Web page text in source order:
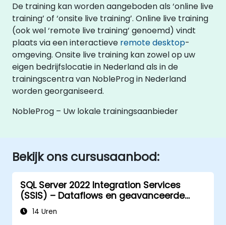
De training kan worden aangeboden als ‘online live
training’ of ‘onsite live training’. Online live training
(ook wel ‘remote live training’ genoemd) vindt
plaats via een interactieve remote desktop-
omgeving. Onsite live training kan zowel op uw
eigen bedrijfslocatie in Nederland als in de
trainingscentra van NobleProg in Nederland
worden georganiseerd.
NobleProg – Uw lokale trainingsaanbieder
Bekijk ons cursusaanbod:
SQL Server 2022 Integration Services
(SSIS) – Dataflows en geavanceerde
transformaties
14 Uren